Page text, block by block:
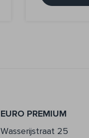
EURO PREMIUM
Wasserijstraat 25